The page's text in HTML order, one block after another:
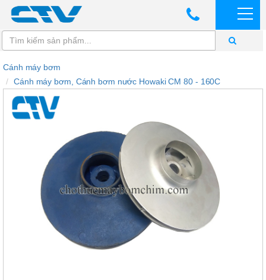
Cánh máy bơm
Cánh máy bơm, Cánh bơm nước Howaki CM 80 - 160C